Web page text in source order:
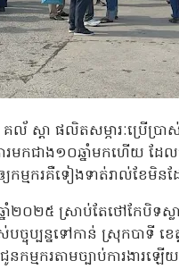
ល័ ស្ដា ផលិតសម្ភារៈប្រើប្រ
កជាង១០ឆ្នាំមកហើយ ដែល
កម្មករគឺទៀងទាត់រាល់ខែមិន
ាំ២០២៥ ស្រាប់តែថៅកែបិទស្
ច្ចុប្បន្នទៅកាន់ ស្រុកបាទី
ម្មករតាមច្បាប់ការងារឡើ